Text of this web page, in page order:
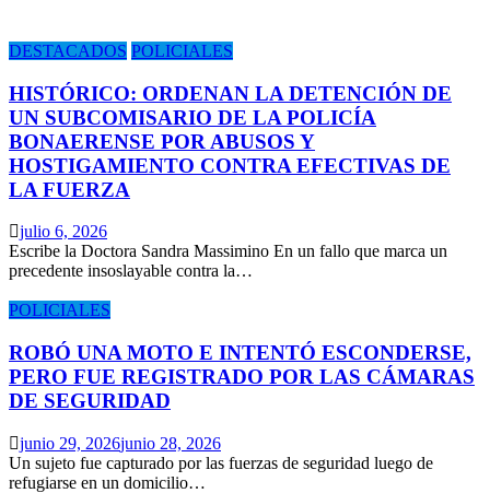
DESTACADOS POLICIALES
HISTÓRICO: ORDENAN LA DETENCIÓN DE
UN SUBCOMISARIO DE LA POLICÍA
BONAERENSE POR ABUSOS Y
HOSTIGAMIENTO CONTRA EFECTIVAS DE
LA FUERZA
julio 6, 2026
Escribe la Doctora Sandra Massimino En un fallo que marca un
precedente insoslayable contra la…
POLICIALES
ROBÓ UNA MOTO E INTENTÓ ESCONDERSE,
PERO FUE REGISTRADO POR LAS CÁMARAS
DE SEGURIDAD
junio 29, 2026junio 28, 2026
Un sujeto fue capturado por las fuerzas de seguridad luego de
refugiarse en un domicilio…